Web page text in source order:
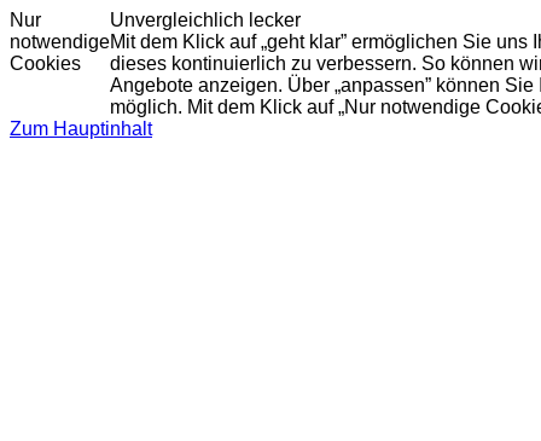
Nur
notwendige
Cookies
Unvergleichlich lecker
Mit dem Klick auf „geht klar” ermöglichen Sie
dieses kontinuierlich zu verbessern. So können
Angebote anzeigen. Über „anpassen” können
möglich. Mit dem Klick auf „Nur notwendige
Zum Hauptinhalt